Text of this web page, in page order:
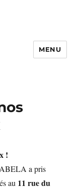
MENU
!
a pris
au 11 rue du